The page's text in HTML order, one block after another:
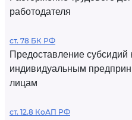
работодателя
ст. 78 БК РФ
Предоставление
индивидуальным
лицам
ст. 12.8 КоАП РФ